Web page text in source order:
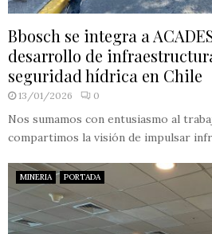
Bbosch se integra a
desarrollo de
seguridad hídrica en Chile
13/01/2026 0
Nos sumamos con entusiasmo al
compartimos la visión de impulsar
MINERIA PORTADA